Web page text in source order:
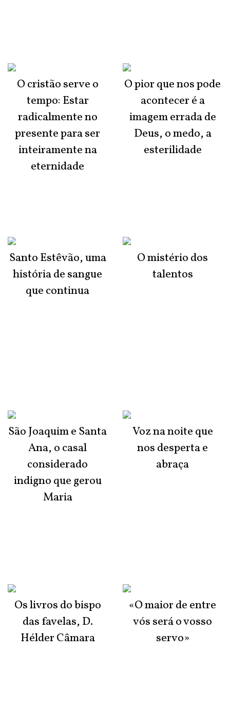
O cristão serve o
tempo: Estar
radicalmente no
presente para ser
inteiramente na
eternidade
Santo Estêvão, uma
história de sangue
que continua
São Joaquim e Santa
Ana, o casal
considerado
indigno que gerou
Maria
Os livros do bispo
das favelas, D.
Hélder Câmara
O pior que nos pode
acontecer é a
imagem errada de
Deus, o medo, a
esterilidade
O mistério dos
talentos
Voz na noite que
nos desperta e
abraça
«O maior de entre
vós será o vosso
servo»